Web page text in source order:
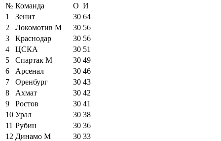
№ Команда О И
1
Зенит 30 64
2
Локомотив М 30 56
3
Краснодар 30 56
4
ЦСКА 30 51
5
Спартак М 30 49
6
Арсенал 30 46
7
Оренбург 30 43
8
Ахмат 30 42
9
Ростов 30 41
10 Урал 30 38
11 Рубин 30 36
12 Динамо М 30 33